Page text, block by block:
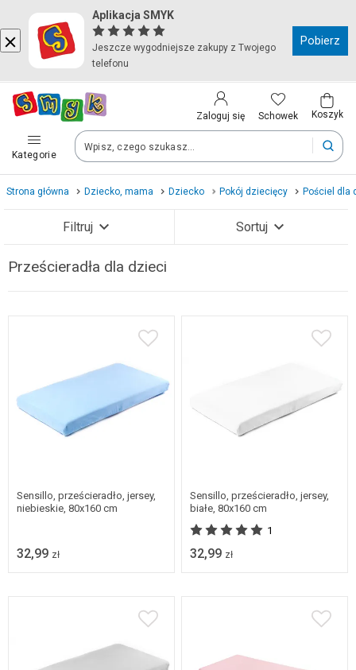
Aplikacja SMYK
Jeszcze wygodniejsze zakupy z Twojego
telefonu
Pobierz
Zaloguj się Schowek Koszyk
Kategorie
Kraj i język
Polska (Poland)
Twoje zamówienia dostarczymy na teren wybranego kraju.
Strona główna Dziecko, mama Dziecko Pokój dziecięcy Pościel dla
Filtruj
Zobacz wyniki (51)
Prześcieradła dla dzieci
Sortuj
Sensillo, prześcieradło, jersey,
niebieskie, 80x160 cm
32,99 zł
Sensillo, prześcieradło, jersey,
białe, 80x160 cm
1
32,99 zł